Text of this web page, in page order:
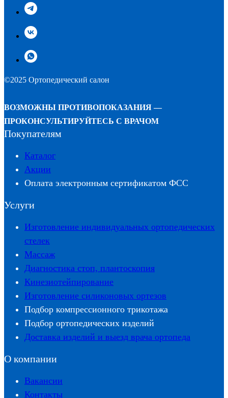
©2025 Ортопедический салон
ВОЗМОЖНЫ ПРОТИВОПОКАЗАНИЯ —
ПРОКОНСУЛЬТИРУЙТЕСЬ С ВРАЧОМ
Покупателям
Каталог
Акции
Оплата электронным сертификатом ФСС
Услуги
Изготовление индивидуальных ортопедических
стелек
Массаж
Диагностика стоп, плантоскопия
Кинезиотейпирование
Изготовление силиконовых ортезов
Подбор компрессионного трикотажа
Подбор ортопедических изделий
Доставка изделий и выезд врача ортопеда
О компании
Вакансии
Контакты